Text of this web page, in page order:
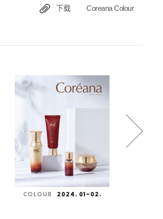
下载 Coreana Colour
COLOUR 2024. 01~02.